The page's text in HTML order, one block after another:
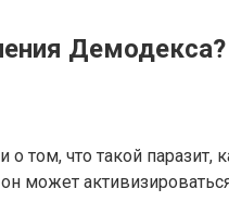
Демодекса?
том, что такой паразит,
может